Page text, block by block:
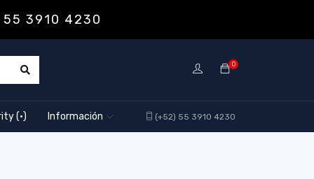
55 3910 4230
0
(·) Información (+52) 55 3910 4230